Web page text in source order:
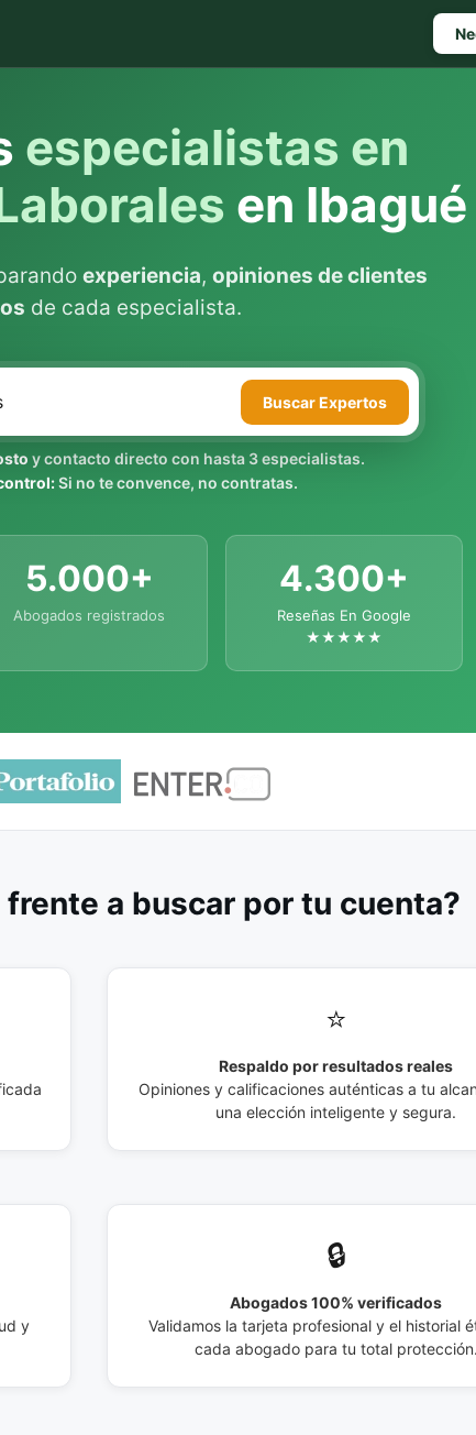
especialistas en
en Ibagué
experiencia, opiniones de clientes
de cada especialista.
BuscarExpertos
y contacto directo con hasta 3 especialistas.
Si no te convence, no contratas.
5.000+
Abogados registrados
4.300+
Reseñas En Google
★★★★★
a buscar por tu cuenta?
⭐
Respaldo por resultados reales
Opiniones y calificaciones auténticas a tu
una elección inteligente y segura.
y
🔒
Abogados 100% verificados
Validamos la tarjeta profesional y el historial
cada abogado para tu total protección.